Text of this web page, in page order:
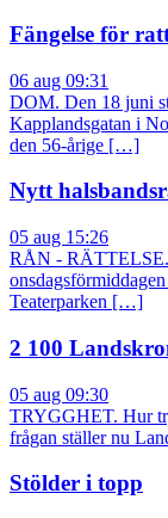
Fängelse för
06 aug 09:31
DOM. Den 18 juni
Kapplandsgatan i
den 56-årige […]
Nytt
05 aug 15:26
RÅN - RÄTTELSE.
Teaterparken […]
2 100
05 aug 09:30
TRYGGHET. Hur
frågan ställer nu
Stölder i topp